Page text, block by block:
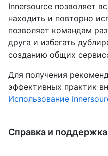
Innersource позволяет
находить и повторно
позволяет командам
друга и избегать
созданию общих
Для получения
эффективных практик
Использование
Справка и поддержка